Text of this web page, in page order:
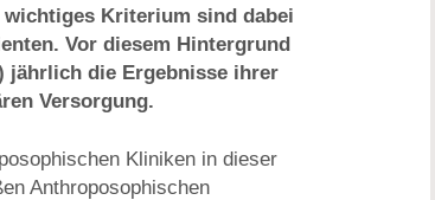
wichtiges Kriterium sind dabei
Vor diesem Hintergrund
jährlich die Ergebnisse ihrer
Versorgung.
Kliniken in dieser
Anthroposophischen